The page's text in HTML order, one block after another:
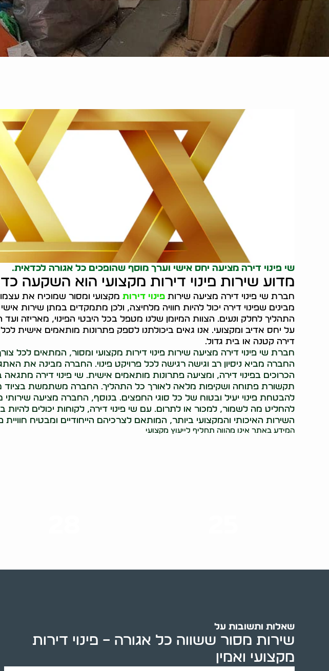
שי פינוי דירה מציעה יחס אישי וערך מוסף שהופכים כל אגורה לכדאית.
מדוע שירות פינוי דירות מקצועי הוא השקעה
חברת שי פינוי דירה מציעה שירותפינוי דירות מקצועי ומסור שמוכיח את
מבינים שפינוי דירה יכול להיות חוויה מלחיצה, ולכן מתמקדים במתן שירות
התהליך לחלק ונעים. הצוות המיומן שלנו מטפל בכל היבטי הפינוי, מאריזה
על יחס אדיב ומקצועי. אנו גאים ביכולתנו לספק פתרונות מותאמים אישית לכל
דירה קטנה או בית גדול.
חברת שי פינוי דירה מציעה שירות פינוי דירות מקצועי ומסור, המתאים לכל
החברה מביא ניסיון רב וגישה רגישה לכל פרויקט פינוי. החברה מבינה את
הכרוכים בפינוי דירה, ומציעה פתרונות מותאמים אישית. שי פינוי דירה
תקשורת פתוחה ושקיפות מלאה לאורך כל התהליך. החברה משתמשת בציוד
להבטחת פינוי יעיל ובטוח של כל סוגי החפצים. בנוסף, החברה מציעה שירותי
להחליט מה לשמור, למכור או לתרום. עם שי פינוי דירה, לקוחות יכולים
השירות האיכותי והמקצועי ביותר, המותאם לצרכיהם הייחודיים ומבטיח חוויית
המידע באתר אינו מהווה תחליף לייעוץ מקצועי
שאלות ותשובות על
שירות מסור ששווה כל אגורה – פינוי דירות
מקצועי ואמין